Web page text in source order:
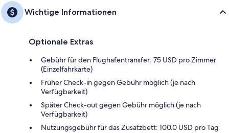
Wichtige Informationen
Optionale Extras
Gebühr für den Flughafentransfer: 75 USD pro Zimmer
(Einzelfahrkarte)
Früher Check-in gegen Gebühr möglich (je nach
Verfügbarkeit)
Später Check-out gegen Gebühr möglich (je nach
Verfügbarkeit)
Nutzungsgebühr für das Zusatzbett: 100.0 USD pro Tag